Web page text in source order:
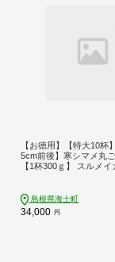
【お徳用】【特大10杯
5cm前後】寒シマメ丸
【1杯300ｇ】 スルメイ
島根県海士町
34,000 円